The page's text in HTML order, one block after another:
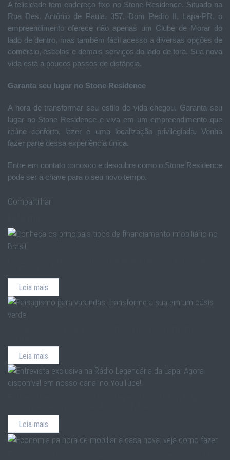
A felicidade tem endereço fixo no Stone Residence. Situado na
Rua Des. Antônio de Paula, 357, Dom Pedro II, Lapa-PR, o
empreendimento oferece não apenas um Clube de Morar do
lado de dentro, mas também fácil acesso a diversas opções de
comércio, escolas e demais serviços do lado de fora. Sua nova
vida está a poucos passos de distância.
Garanta seu lugar no Stone Residence
A hora de transformar seu estilo de vida chegou. Garanta seu
lugar no Stone Residence e viva em um empreendimento que
reúne conforto, lazer e uma localização privilegiada. Venha
fazer parte dessa experiência única.
Entre em contato conosco e descubra como o Stone Residence
pode ser a chave para o seu novo tempo.
Compartilhar
Leia mais
Leia mais
Leia mais